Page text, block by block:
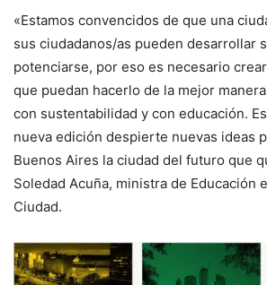
«Estamos convencidos de que una
sus ciudadanos/as pueden desarrollar
potenciarse, por eso es necesario
que puedan hacerlo de la mejor
con sustentabilidad y con educación.
nueva edición despierte nuevas ideas
Buenos Aires la ciudad del futuro que
Soledad Acuña, ministra de Educación
Ciudad.